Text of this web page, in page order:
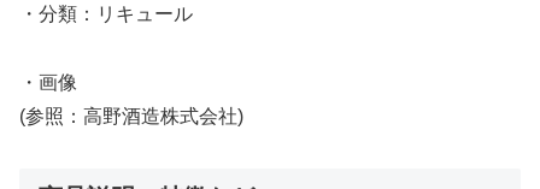
・分類：リキュール
・画像
(参照：高野酒造株式会社)